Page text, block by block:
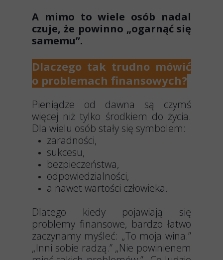
A mimo to wiele osób nadal
czuje, że powinno „ogarnąć się
samemu”.
Dlaczego tak trudno mówić
o problemach finansowych?
Pieniądze od dawna są czymś
więcej niż tylko środkiem do życia.
Dla wielu osób stały się symbolem:
zaradności,
sukcesu,
bezpieczeństwa,
odpowiedzialności,
a nawet wartości człowieka.
Dlatego kiedy pojawiają się
problemy finansowe, bardzo łatwo
zaczynamy myśleć: „To moja wina.”
„Inni sobie radzą.” „Nie powinienem